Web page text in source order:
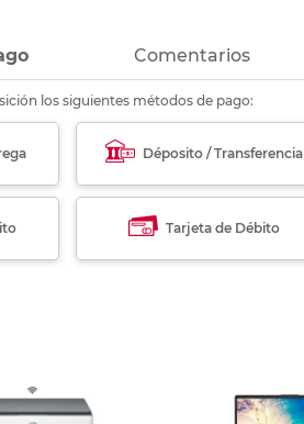
Comentarios
los siguientes métodos de pago:
Déposito / Transferencia
Tarjeta de Débito